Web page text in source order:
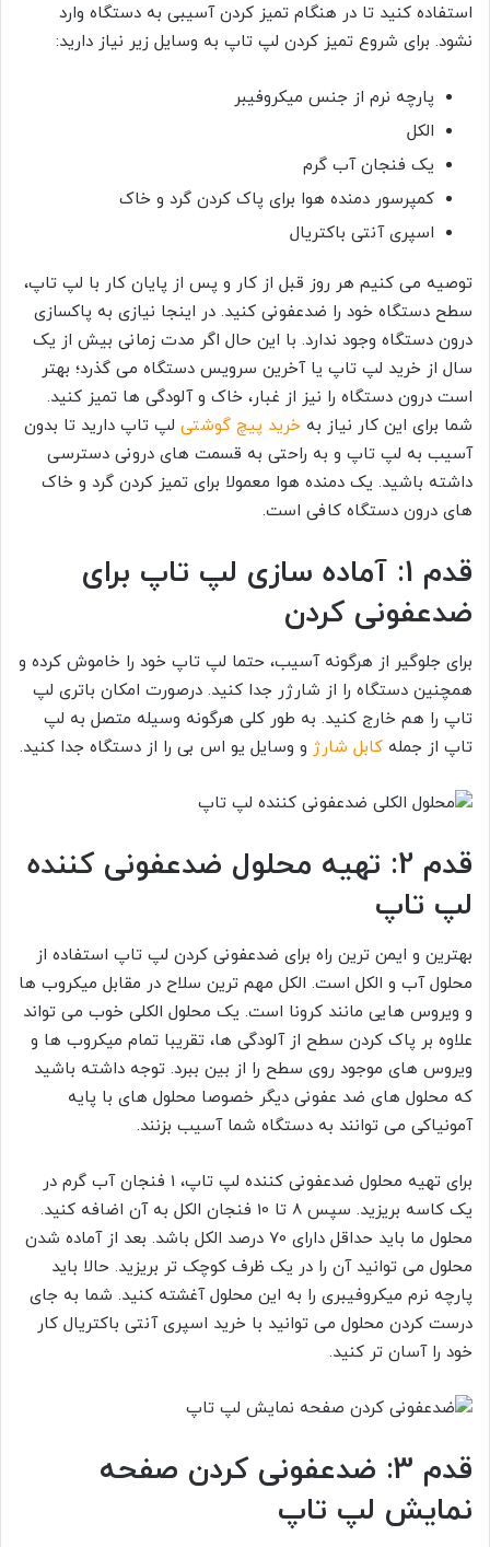
استفاده کنید تا در هنگام تمیز کردن آسیبی به دستگاه وارد
نشود. برای شروع تمیز کردن لپ تاپ به وسایل زیر نیاز دارید:
پارچه نرم از جنس میکروفیبر
الکل
یک فنجان آب گرم
کمپرسور دمنده هوا برای پاک کردن گرد و خاک
اسپری آنتی باکتریال
توصیه می کنیم هر روز قبل از کار و پس از پایان کار با لپ تاپ،
سطح دستگاه خود را ضدعفونی کنید. در اینجا نیازی به پاکسازی
درون دستگاه وجود ندارد. با این حال اگر مدت زمانی بیش از یک
سال از خرید لپ تاپ یا آخرین سرویس دستگاه می گذرد؛ بهتر
است درون دستگاه را نیز از غبار، خاک و آلودگی ها تمیز کنید.
شما برای این کار نیاز به خرید پیچ گوشتی لپ تاپ دارید تا بدون
آسیب به لپ تاپ و به راحتی به قسمت های درونی دسترسی
داشته باشید. یک دمنده هوا معمولا برای تمیز کردن گرد و خاک
های درون دستگاه کافی است.
قدم 1: آماده سازی لپ تاپ برای
ضدعفونی کردن
برای جلوگیر از هرگونه آسیب، حتما لپ تاپ خود را خاموش کرده و
همچنین دستگاه را از شارژر جدا کنید. درصورت امکان باتری لپ
تاپ را هم خارج کنید. به طور کلی هرگونه وسیله متصل به لپ
تاپ از جمله کابل شارژ و وسایل یو اس بی را از دستگاه جدا کنید.
قدم 2: تهیه محلول ضدعفونی کننده
لپ تاپ
بهترین و ایمن ترین راه برای ضدعفونی کردن لپ تاپ استفاده از
محلول آب و الکل است. الکل مهم ترین سلاح در مقابل میکروب ها
و ویروس هایی مانند کرونا است. یک محلول الکلی خوب می تواند
علاوه بر پاک کردن سطح از آلودگی ها، تقریبا تمام میکروب ها و
ویروس های موجود روی سطح را از بین ببرد. توجه داشته باشید
که محلول های ضد عفونی دیگر خصوصا محلول های با پایه
آمونیاکی می توانند به دستگاه شما آسیب بزنند.
برای تهیه محلول ضدعفونی کننده لپ تاپ، 1 فنجان آب گرم در
یک کاسه بریزید. سپس 8 تا 10 فنجان الکل به آن اضافه کنید.
محلول ما باید حداقل دارای 70 درصد الکل باشد. بعد از آماده شدن
محلول می توانید آن را در یک ظرف کوچک تر بریزید. حالا باید
پارچه نرم میکروفیبری را به این محلول آغشته کنید. شما به جای
درست کردن محلول می توانید با خرید اسپری آنتی باکتریال کار
خود را آسان تر کنید.
قدم 3: ضدعفونی کردن صفحه
نمایش لپ تاپ